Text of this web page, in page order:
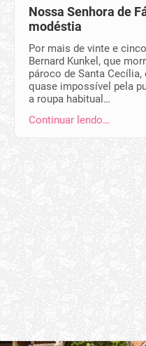
Nossa Senhora de
modéstia
Por mais de vinte e
Bernard Kunkel, que
pároco de Santa
quase impossível pela
a roupa habitual…
Continuar lendo…